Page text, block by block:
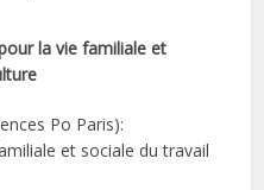
la vie familiale et
Po Paris):
et sociale du travail